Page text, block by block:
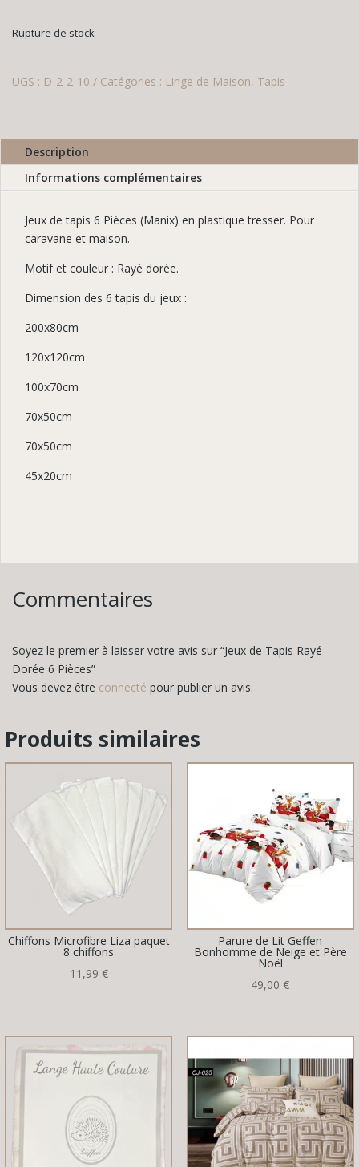
Rupture de stock
UGS : D-2-2-10 Catégories : Linge de Maison, Tapis
Description
Informations complémentaires
Jeux de tapis 6 Pièces (Manix) en plastique tresser. Pour
caravane et maison.
Motif et couleur : Rayé dorée.
Dimension des 6 tapis du jeux :
200x80cm
120x120cm
100x70cm
70x50cm
70x50cm
45x20cm
Commentaires
Soyez le premier à laisser votre avis sur “Jeux de Tapis Rayé
Dorée 6 Pièces”
Vous devez être connecté pour publier un avis.
Produits similaires
Chiffons Microfibre Liza paquet
8 chiffons
11,99 €
Parure de Lit Geffen
Bonhomme de Neige et Père
Noël
49,00€